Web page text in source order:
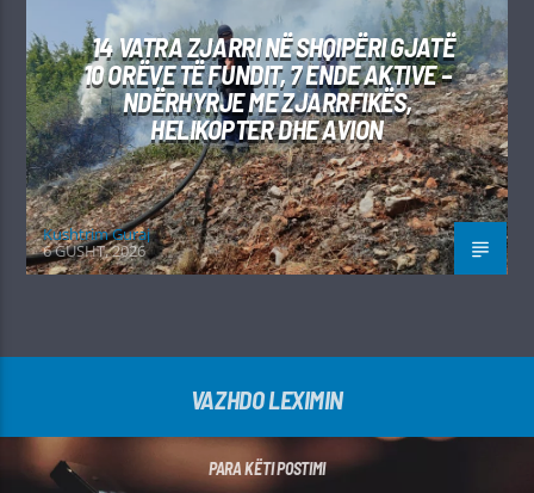
14 VATRA ZJARRI NË SHQIPËRI GJATË
10 ORËVE TË FUNDIT, 7 ENDE AKTIVE –
NDËRHYRJE ME ZJARRFIKËS,
HELIKOPTER DHE AVION
Kushtrim Guraj
6 GUSHT, 2026
VAZHDO LEXIMIN
PARA KËTI POSTIMI